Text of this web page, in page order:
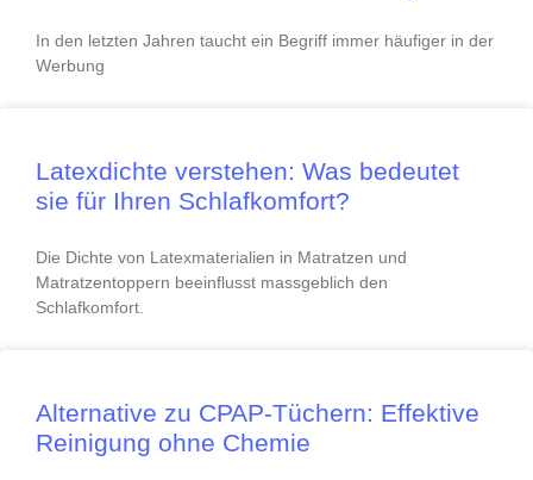
In den letzten Jahren taucht ein Begriff immer häufiger in der
Werbung
Latexdichte verstehen: Was bedeutet
sie für Ihren Schlafkomfort?
Die Dichte von Latexmaterialien in Matratzen und
Matratzentoppern beeinflusst massgeblich den
Schlafkomfort.
Alternative zu CPAP-Tüchern: Effektive
Reinigung ohne Chemie